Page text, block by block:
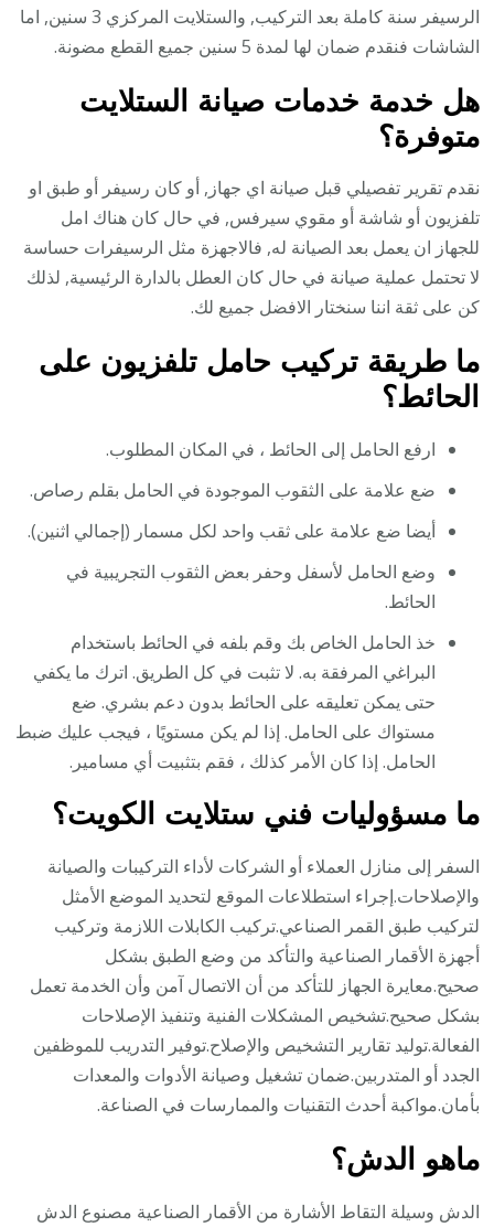
الرسيفر سنة كاملة بعد التركيب, والستلايت المركزي 3 سنين, اما
الشاشات فنقدم ضمان لها لمدة 5 سنين جميع القطع مضونة.
هل خدمة خدمات صيانة الستلايت
متوفرة؟
نقدم تقرير تفصيلي قبل صيانة اي جهاز, أو كان رسيفر أو طبق او
تلفزيون أو شاشة أو مقوي سيرفس, في حال كان هناك امل
للجهاز ان يعمل بعد الصيانة له, فالاجهزة مثل الرسيفرات حساسة
لا تحتمل عملية صيانة في حال كان العطل بالدارة الرئيسية, لذلك
كن على ثقة اننا سنختار الافضل جميع لك.
ما طريقة تركيب حامل تلفزيون على
الحائط؟
ارفع الحامل إلى الحائط ، في المكان المطلوب.
ضع علامة على الثقوب الموجودة في الحامل بقلم رصاص.
أيضا ضع علامة على ثقب واحد لكل مسمار (إجمالي اثنين).
وضع الحامل لأسفل وحفر بعض الثقوب التجريبية في
الحائط.
خذ الحامل الخاص بك وقم بلفه في الحائط باستخدام
البراغي المرفقة به. لا تثبت في كل الطريق. اترك ما يكفي
حتى يمكن تعليقه على الحائط بدون دعم بشري. ضع
مستواك على الحامل. إذا لم يكن مستويًا ، فيجب عليك ضبط
الحامل. إذا كان الأمر كذلك ، فقم بتثبيت أي مسامير.
ما مسؤوليات فني ستلايت الكويت؟
السفر إلى منازل العملاء أو الشركات لأداء التركيبات والصيانة
والإصلاحات.إجراء استطلاعات الموقع لتحديد الموضع الأمثل
لتركيب طبق القمر الصناعي.تركيب الكابلات اللازمة وتركيب
أجهزة الأقمار الصناعية والتأكد من وضع الطبق بشكل
صحيح.معايرة الجهاز للتأكد من أن الاتصال آمن وأن الخدمة تعمل
بشكل صحيح.تشخيص المشكلات الفنية وتنفيذ الإصلاحات
الفعالة.توليد تقارير التشخيص والإصلاح.توفير التدريب للموظفين
الجدد أو المتدربين.ضمان تشغيل وصيانة الأدوات والمعدات
بأمان.مواكبة أحدث التقنيات والممارسات في الصناعة.
ماهو الدش؟
الدش وسيلة التقاط الأشارة من الأقمار الصناعية مصنوع الدش